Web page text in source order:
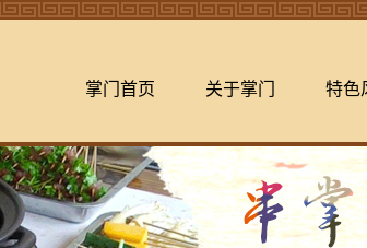
掌门首页 关于掌门 特色